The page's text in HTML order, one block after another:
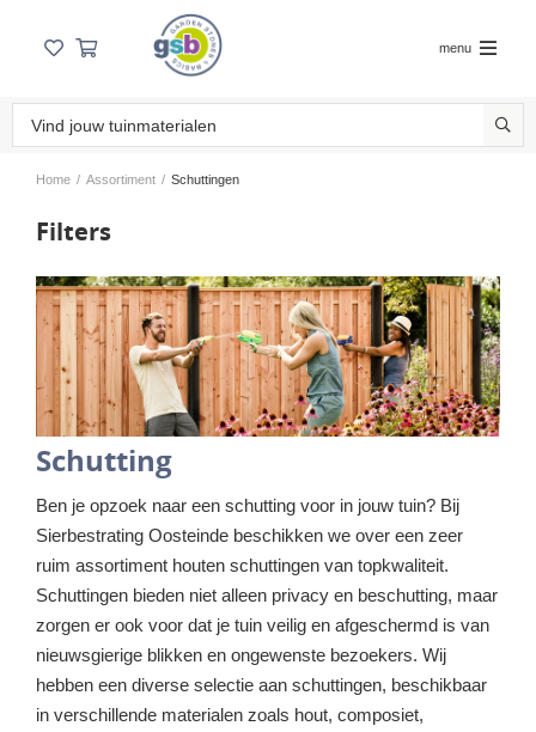
menu
Home / Assortiment / Schuttingen
Filters
Schutting
Ben je opzoek naar een schutting voor in jouw tuin? Bij
Sierbestrating Oosteinde beschikken we over een zeer
ruim assortiment houten schuttingen van topkwaliteit.
Schuttingen bieden niet alleen privacy en beschutting, maar
zorgen er ook voor dat je tuin veilig en afgeschermd is van
nieuwsgierige blikken en ongewenste bezoekers. Wij
hebben een diverse selectie aan schuttingen, beschikbaar
in verschillende materialen zoals hout, composiet,